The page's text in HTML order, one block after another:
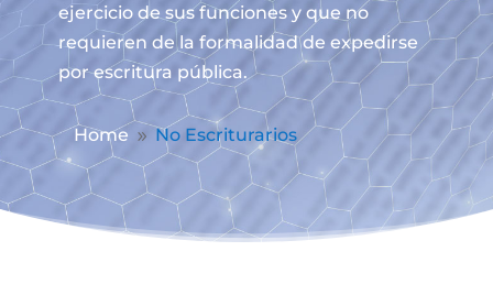
ejercicio de sus funciones y que no
requieren de la formalidad de expedirse
por escritura pública.
Home 9 No Escriturarios